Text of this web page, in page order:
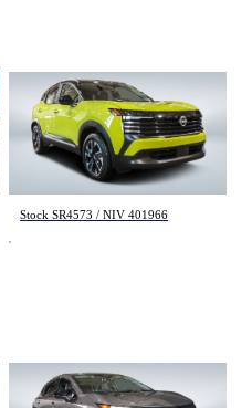
Nissan Kicks
SV 2025
13 571 km
27 895 $
Stock SR4573 / NIV 401966
Nissan Ariya